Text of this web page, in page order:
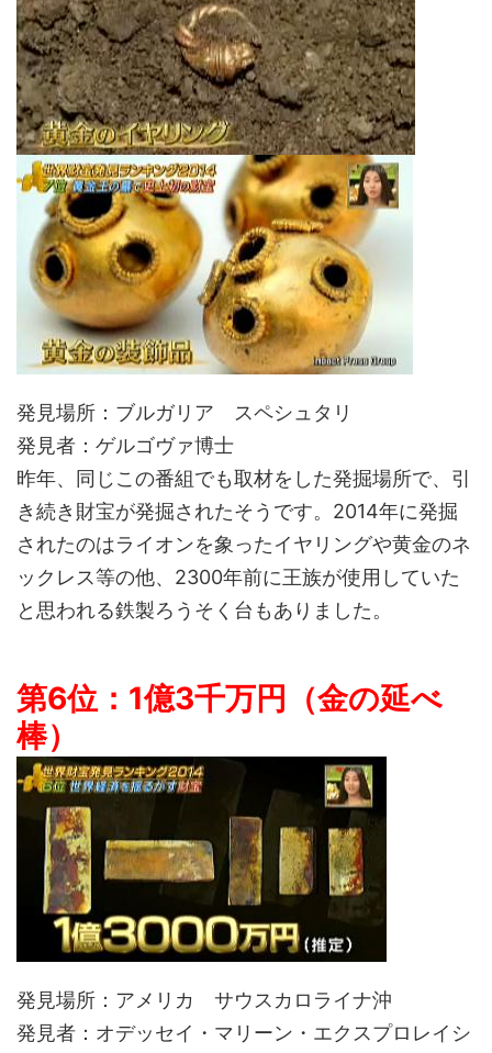
発見場所：ブルガリア スペシュタリ
発見者：ゲルゴヴァ博士
昨年、同じこの番組でも取材をした発掘場所で、引
き続き財宝が発掘されたそうです。2014年に発掘
されたのはライオンを象ったイヤリングや黄金のネ
ックレス等の他、2300年前に王族が使用していた
と思われる鉄製ろうそく台もありました。
第6位：1億3千万円（金の延べ
棒）
発見場所：アメリカ サウスカロライナ沖
発見者：オデッセイ・マリーン・エクスプロレイシ